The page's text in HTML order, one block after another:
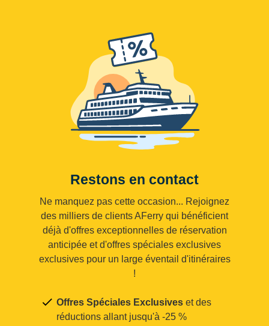
Restons en contact
Ne manquez pas cette occasion... Rejoignez
des milliers de clients AFerry qui bénéficient
déjà d'offres exceptionnelles de réservation
anticipée et d'offres spéciales exclusives
exclusives pour un large éventail d'itinéraires
!
Offres Spéciales Exclusives et des
réductions allant jusqu'à -25 %